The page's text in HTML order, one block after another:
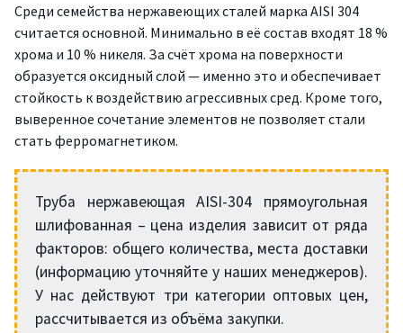
Среди семейства нержавеющих сталей марка AISI 304
считается основной. Минимально в её состав входят 18 %
хрома и 10 % никеля. За счёт хрома на поверхности
образуется оксидный слой — именно это и обеспечивает
стойкость к воздействию агрессивных сред. Кроме того,
выверенное сочетание элементов не позволяет стали
стать ферромагнетиком.
Труба нержавеющая AISI-304 прямоугольная
шлифованная – цена изделия зависит от ряда
факторов: общего количества, места доставки
(информацию уточняйте у наших менеджеров).
У нас действуют три категории оптовых цен,
рассчитывается из объёма закупки.